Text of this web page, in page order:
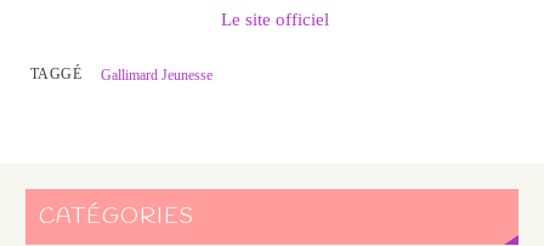
Le site officiel
TAGGÉ Gallimard Jeunesse
CATÉGORIES